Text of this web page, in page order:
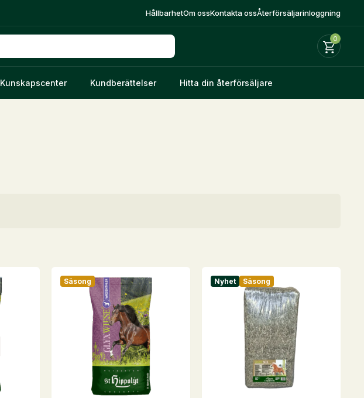
HållbarhetOm ossKontakta ossÅterförsäljarinloggning
0
Kunskapscenter Kundberättelser Hitta din återförsäljare
Säsong Nyhet Säsong